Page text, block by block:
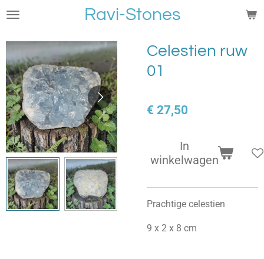
Ga
naar
hoofdinhoud
Ravi-Stones
Celestien ruw
01
€ 27,50
In
winkelwagen
Prachtige celestien
9 x 2 x 8 cm